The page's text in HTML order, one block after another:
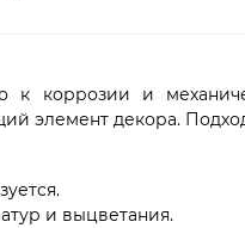
к коррозии и
элемент декора.
и выцветания.